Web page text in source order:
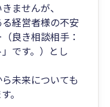
ませんが、
経営者様の不安
良き相談相手：
です。）とし
未来についても
。